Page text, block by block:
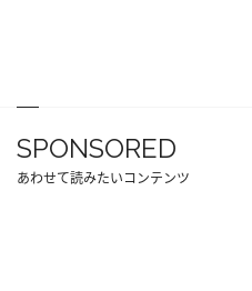
SPONSORED
あわせて読みたいコンテンツ